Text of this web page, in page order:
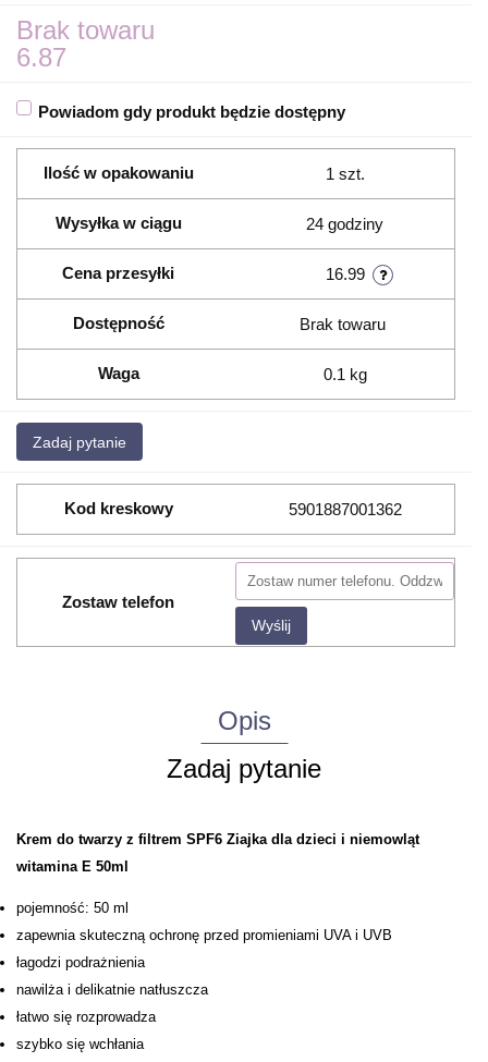
Brak towaru
6.87
Powiadom gdy produkt będzie dostępny
Ilość w opakowaniu 1 szt.
Wysyłka w ciągu 24 godziny
Cena przesyłki 16.99
Dostępność Brak towaru
Waga 0.1 kg
Zadaj pytanie
Kod kreskowy 5901887001362
Zostaw telefon
Wyślij
Opis
Zadaj pytanie
Krem do twarzy z filtrem SPF6 Ziajka dla dzieci i niemowląt
witamina E 50ml
pojemność: 50 ml
zapewnia skuteczną ochronę przed promieniami UVA i UVB
łagodzi podrażnienia
nawilża i delikatnie natłuszcza
łatwo się rozprowadza
szybko się wchłania